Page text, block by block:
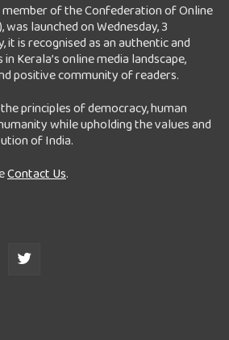
member of the Confederation of Online
was launched on Wednesday, 3
it is recognised as an authentic and
Kerala’s online media landscape,
positive community of readers.
principles of democracy, human
while upholding the values and
of India.
Contact Us.